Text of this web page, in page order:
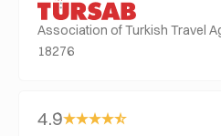
Association of Turkish Travel
18276
4.9